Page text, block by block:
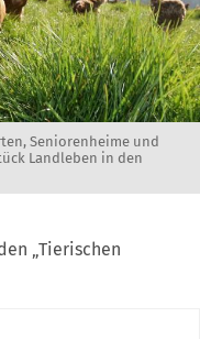
Seniorenheime und
Landleben in den
„Tierischen